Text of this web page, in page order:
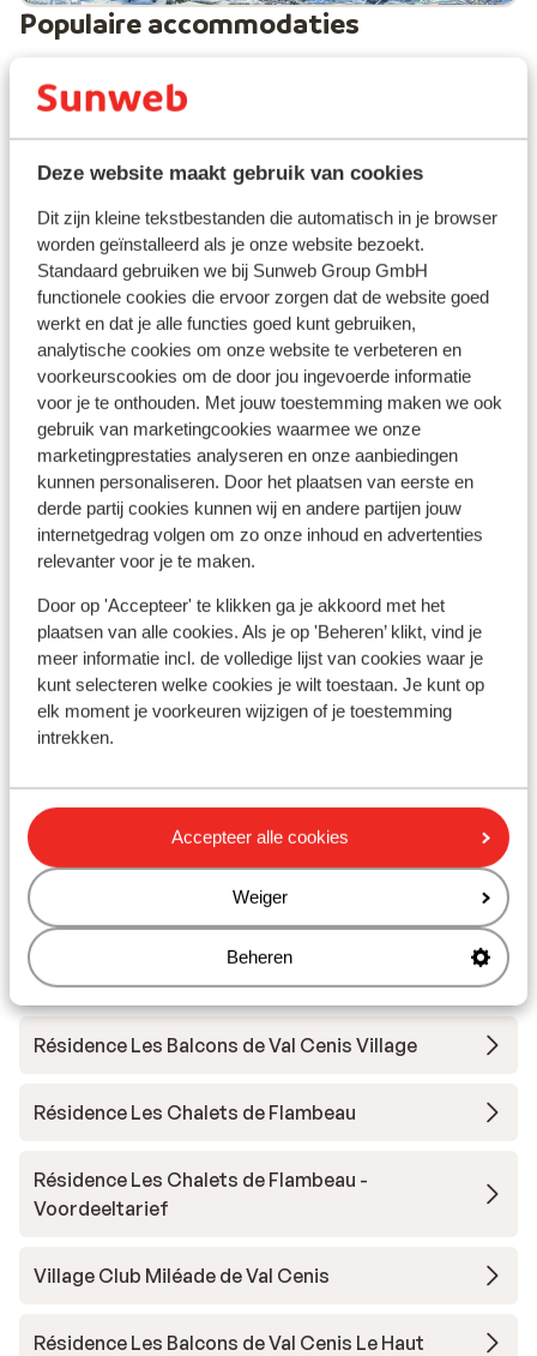
Deze website maakt gebruik van cookies
Dit zijn kleine tekstbestanden die automatisch in je browser
worden geïnstalleerd als je onze website bezoekt.
Standaard gebruiken we bij Sunweb Group GmbH
functionele cookies die ervoor zorgen dat de website goed
werkt en dat je alle functies goed kunt gebruiken,
analytische cookies om onze website te verbeteren en
voorkeurscookies om de door jou ingevoerde informatie
voor je te onthouden. Met jouw toestemming maken we ook
gebruik van marketingcookies waarmee we onze
marketingprestaties analyseren en onze aanbiedingen
kunnen personaliseren. Door het plaatsen van eerste en
derde partij cookies kunnen wij en andere partijen jouw
internetgedrag volgen om zo onze inhoud en advertenties
relevanter voor je te maken.
Door op 'Accepteer' te klikken ga je akkoord met het
plaatsen van alle cookies. Als je op 'Beheren’ klikt, vind je
meer informatie incl. de volledige lijst van cookies waar je
kunt selecteren welke cookies je wilt toestaan. Je kunt op
elk moment je voorkeuren wijzigen of je toestemming
intrekken.
Accepteer alle cookies
Weiger
Beheren
Populaire accommodaties
7.8 Goed
Résidence Les Terrasses de
Termignon
Val Cenis Val Cenis Frankrijk
Direct naast de skilift
Het gezellige centrum op loopafstand
Za 10 Apr. - Za 17 Apr.
Logies
2 pers.
vanaf prijs p.p.
€ 232
Bekijk
Andere accommodaties in Val Cenis
Les Balcons Platinium Val Cenis
Hôtel Saint Charles
Résidence Les Balcons de Val Cenis Village
Résidence Les Chalets de Flambeau
Résidence Les Chalets de Flambeau -
Voordeeltarief
Village Club Miléade de Val Cenis
Résidence Les Balcons de Val Cenis Le Haut